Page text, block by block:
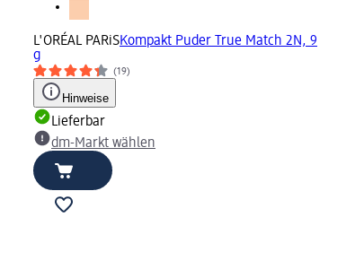
L'ORÉAL PARiSKompakt Puder True Match 2N, 9
g
(19)
Hinweise
Lieferbar
dm-Markt wählen